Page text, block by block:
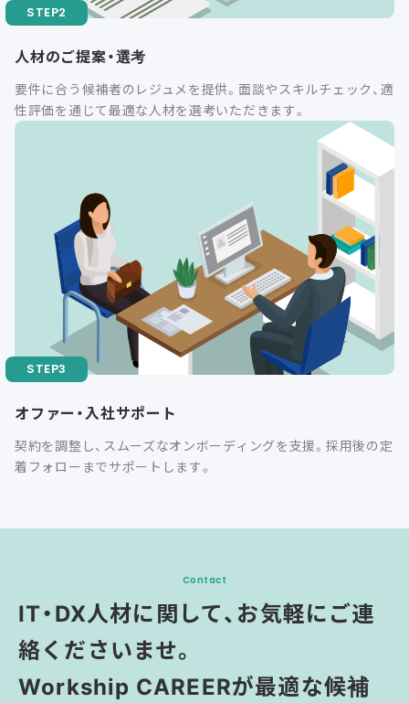
人材のご提案・選考
要件に合う候補者のレジュメを提供。面談やスキルチェック、適
性評価を通じて最適な人材を選考いただきます。
オファー・入社サポート
契約を調整し、スムーズなオンボーディングを支援。採用後の定
着フォローまでサポートします。
Contact
IT・DX人材に関して、お気軽にご連
絡くださいませ。
Workship CAREERが最適な候補